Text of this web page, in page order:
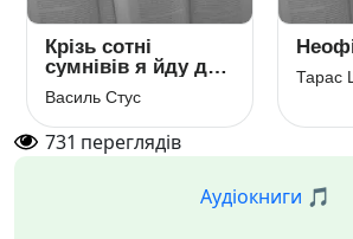
Крізь сотні
сумнівів я йду до
тебе…
Василь Стус
Тарас
731 переглядів
Аудіокниги 🎵